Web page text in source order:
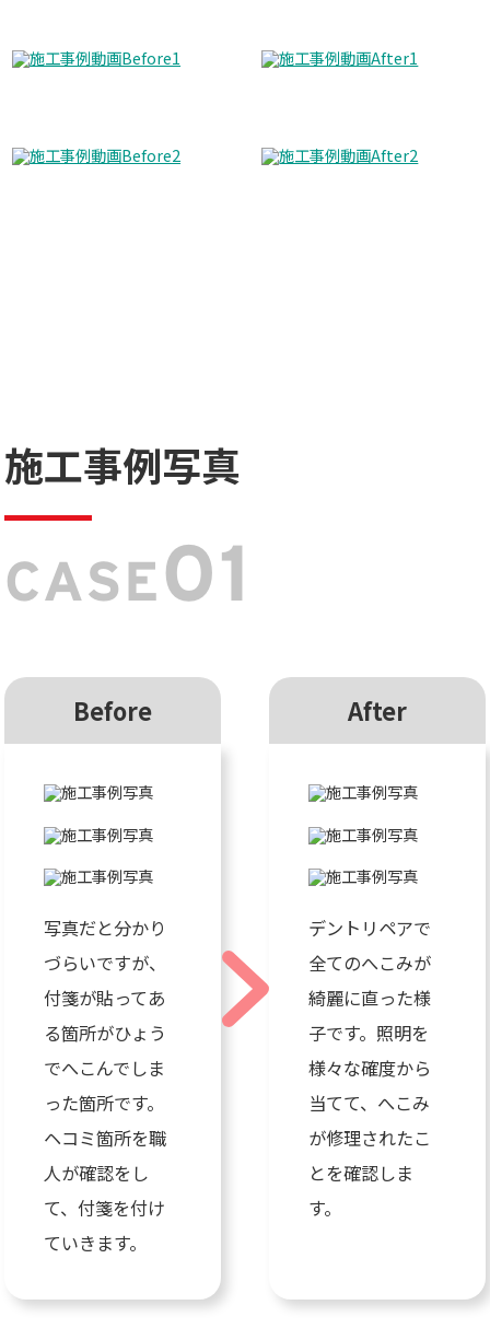
施工事例写真
CASE01
Before
写真だと分かり
づらいですが、
付箋が貼ってあ
る箇所がひょう
でへこんでしま
った箇所です。
ヘコミ箇所を職
人が確認をし
て、付箋を付け
ていきます。
After
デントリペアで
全てのへこみが
綺麗に直った様
子です。照明を
様々な確度から
当てて、へこみ
が修理されたこ
とを確認しま
す。